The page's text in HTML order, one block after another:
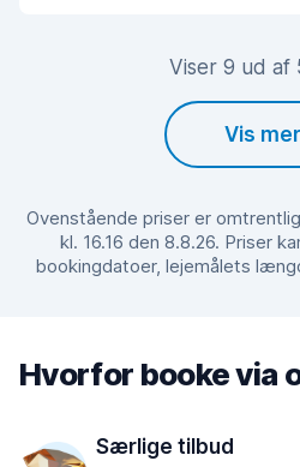
Viser 9 ud af
Vis
Ovenstående priser er
kl. 16.16 den 8.8.26. Priser
bookingdatoer, lejemålets
Hvorfor booke via
Særlige tilbud